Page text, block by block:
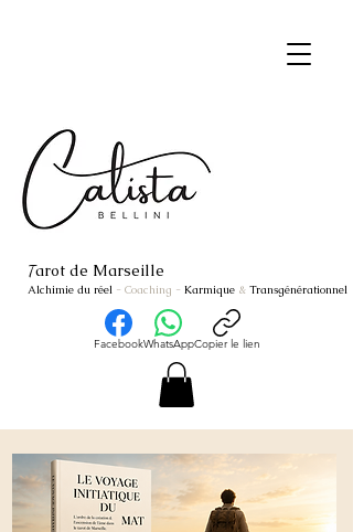
Tarot de Marseille
Alchimie du réel - Coaching - Karmique & Transgénérationnel
FacebookWhatsAppCopier le lien